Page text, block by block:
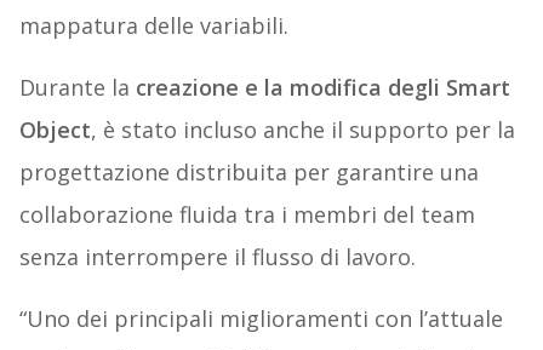
mappatura delle variabili.
Durante la creazione e la modifica degli Smart
Object, è stato incluso anche il supporto per la
progettazione distribuita per garantire una
collaborazione fluida tra i membri del team
senza interrompere il flusso di lavoro.
“Uno dei principali miglioramenti con l’attuale